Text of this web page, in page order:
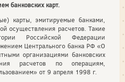
банковских карт.
карты, эмитируемые банками,
осуществления расчетов. Такие
Российской Федерации
Центрального банка РФ «О
организациями банковских
расчетов по операциям,
от 9 апреля 1998 г.